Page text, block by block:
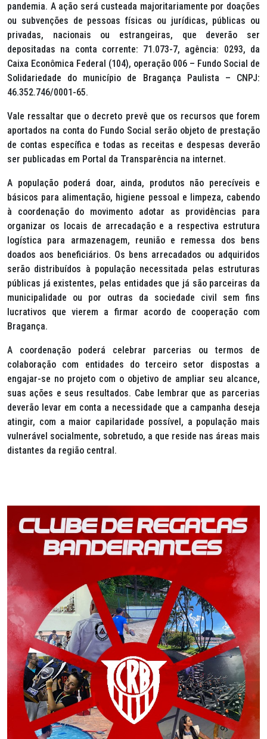
pandemia. A ação será custeada majoritariamente por doações
ou subvenções de pessoas físicas ou jurídicas, públicas ou
privadas, nacionais ou estrangeiras, que deverão ser
depositadas na conta corrente: 71.073-7, agência: 0293, da
Caixa Econômica Federal (104), operação 006 – Fundo Social de
Solidariedade do município de Bragança Paulista – CNPJ:
46.352.746/0001-65.
Vale ressaltar que o decreto prevê que os recursos que forem
aportados na conta do Fundo Social serão objeto de prestação
de contas específica e todas as receitas e despesas deverão
ser publicadas em Portal da Transparência na internet.
A população poderá doar, ainda, produtos não perecíveis e
básicos para alimentação, higiene pessoal e limpeza, cabendo
à coordenação do movimento adotar as providências para
organizar os locais de arrecadação e a respectiva estrutura
logística para armazenagem, reunião e remessa dos bens
doados aos beneficiários. Os bens arrecadados ou adquiridos
serão distribuídos à população necessitada pelas estruturas
públicas já existentes, pelas entidades que já são parceiras da
municipalidade ou por outras da sociedade civil sem fins
lucrativos que vierem a firmar acordo de cooperação com
Bragança.
A coordenação poderá celebrar parcerias ou termos de
colaboração com entidades do terceiro setor dispostas a
engajar-se no projeto com o objetivo de ampliar seu alcance,
suas ações e seus resultados. Cabe lembrar que as parcerias
deverão levar em conta a necessidade que a campanha deseja
atingir, com a maior capilaridade possível, a população mais
vulnerável socialmente, sobretudo, a que reside nas áreas mais
distantes da região central.